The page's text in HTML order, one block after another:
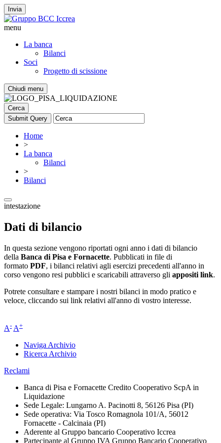
Invia
menu
La banca
Bilanci
Soci
Progetto di scissione
Chiudi menu
Cerca
Home
>
La banca
Bilanci
>
Bilanci
intestazione
Dati di bilancio
In questa sezione vengono riportati ogni anno i dati di bilancio
della Banca di Pisa e Fornacette. Pubblicati in file di
formato PDF, i bilanci relativi agli esercizi precedenti all'anno in
corso vengono resi pubblici e scaricabili attraverso gli appositi link.
Potrete consultare e stampare i nostri bilanci in modo pratico e
veloce, cliccando sui link relativi all'anno di vostro interesse.
A- A+
Naviga Archivio
Ricerca Archivio
Reclami
Banca di Pisa e Fornacette Credito Cooperativo ScpA in
Liquidazione
Sede Legale: Lungarno A. Pacinotti 8, 56126 Pisa (PI)
Sede operativa: Via Tosco Romagnola 101/A, 56012
Fornacette - Calcinaia (PI)
Aderente al Gruppo bancario Cooperativo Iccrea
Partecipante al Gruppo IVA Gruppo Bancario Cooperativo